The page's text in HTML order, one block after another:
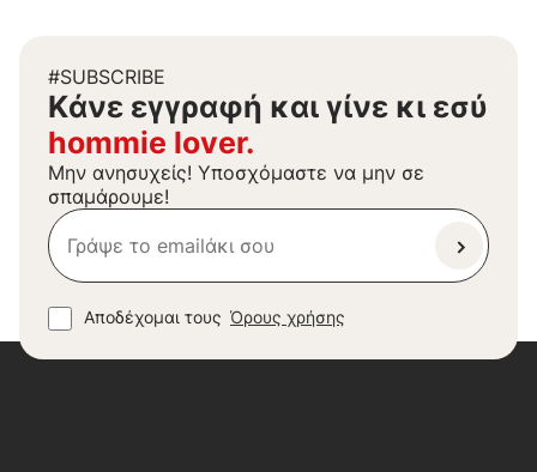
#SUBSCRIBE
Kάνε εγγραφή και γίνε κι εσύ
hommie lover.
Μην ανησυχείς! Υποσχόμαστε να μην σε
σπαμάρουμε!
Αποδέχομαι τους Όρους χρήσης